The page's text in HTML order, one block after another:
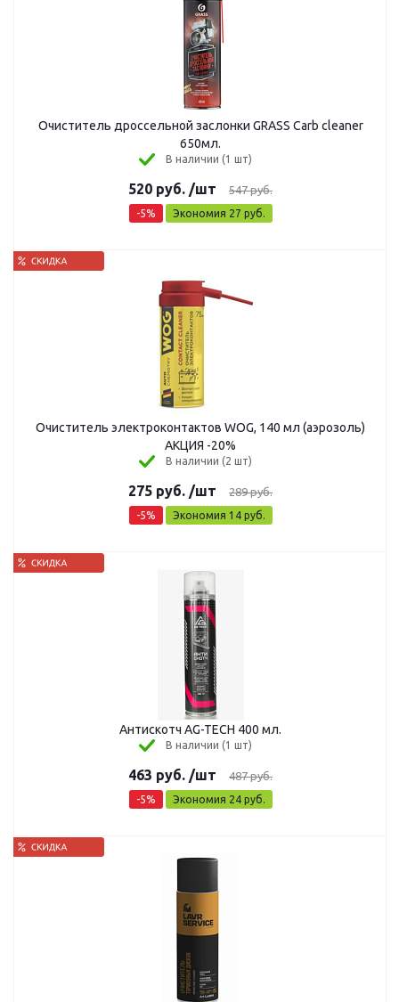
Очиститель дроссельной заслонки GRASS Carb cleaner
650мл.
В наличии (1 шт)
520 руб. /шт 547руб.
-5% Экономия 27 руб.
Очиститель электроконтактов WOG, 140 мл (аэрозоль)
АКЦИЯ -20%
В наличии (2 шт)
275 руб. /шт 289руб.
-5% Экономия 14руб.
Антискотч AG-TECH 400 мл.
В наличии (1 шт)
463 руб. /шт 487руб.
-5% Экономия 24руб.